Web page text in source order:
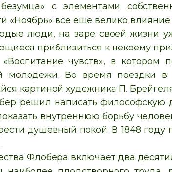
с элементами
«Ноябрь» все еще велико
люди, на заре своей жизни
приблизиться к некоему
чувств», в котором
молодежи. Во время поездки
картиной художника П.
решил написать философскую
внутреннюю борьбу
душевный покой. В 1848 году
Флобера включает два